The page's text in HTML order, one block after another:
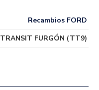
Recambios FORD
TRANSIT FURGÓN (TT9)